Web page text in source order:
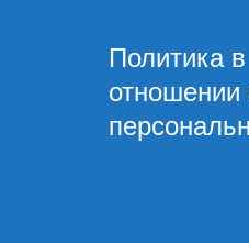
Политика в
отношении